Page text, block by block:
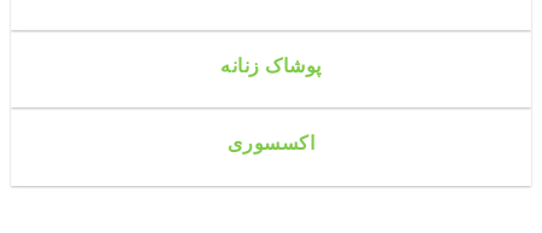
پوشاک زنانه
اکسسوری